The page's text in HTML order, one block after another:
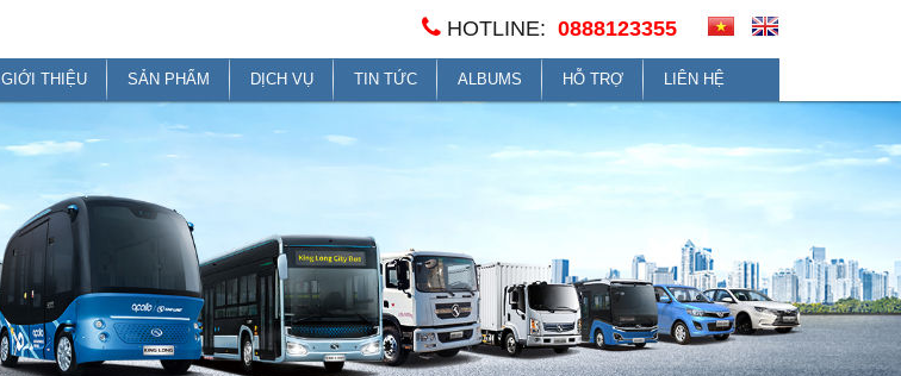
HOTLINE: 0888123355
GIỚI THIỆU SẢN PHẨM DỊCH VỤ TIN TỨC ALBUMS HỖ TRỢ LIÊN HỆ